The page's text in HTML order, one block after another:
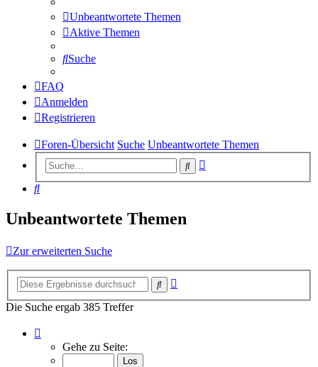
Unbeantwortete Themen
Aktive Themen
Suche
FAQ
Anmelden
Registrieren
Foren-Übersicht Suche Unbeantwortete Themen
Suche
Suche
Unbeantwortete Themen
Zur erweiterten Suche
Suche
Die Suche ergab 385 Treffer
von
Gehe zu Seite: